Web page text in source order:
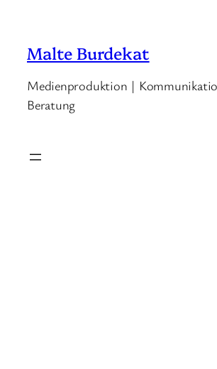
Malte Burdekat
Medienproduktion |
Beratung